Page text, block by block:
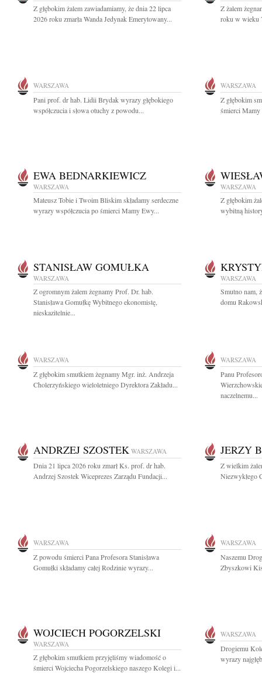
Z głębokim żalem zawiadamiamy, że dnia 22 lipca
2026 roku zmarła Wanda Jedynak Emerytowany...
Z żalem
roku w wieku
WARSZAWA
Pani prof. dr hab. Lidii Brydak wyrazy głębokiego
współczucia i słowa otuchy z powodu...
WARSZAWA
Z głębokim
śmierci
EWA BEDNARKIEWICZ
WARSZAWA
Mateusz Tobie i Twoim Bliskim składamy serdeczne
wyrazy współczucia po śmierci Mamy Ewy...
WARSZAWA
Z głębokim
wybitną
STANISŁAW GOMUŁKA
WARSZAWA
Z ogromnym żalem żegnamy Prof. Dr. hab.
Stanisława Gomułkę Wybitnego ekonomistę,
nieskazitelnie...
WARSZAWA
Smutno nam,
domu
WARSZAWA
Z głębokim smutkiem żegnamy Mgr. inż. Andrzeja
Cholerzyńskiego wieloletniego Dyrektora Zakładu...
WARSZAWA
Panu
naczelnemu...
ANDRZEJ SZOSTEK WARSZAWA
Dnia 21 lipca 2026 roku zmarł Ks. prof. dr hab.
Andrzej Szostek Wiceprezes Zarządu Fundacji...
JERZY
Z wielkim
Niezwykłego
WARSZAWA
Z powodu śmierci Pana Profesora Stanisława
Gomułki składamy całej Rodzinie wyrazy...
WARSZAWA
Naszemu
Zbyszkowi
WOJCIECH POGORZELSKI
WARSZAWA
Z głębokim smutkiem przyjęliśmy wiadomość o
śmierci Wojciecha Pogorzelskiego naszego Kolegi i...
WARSZAWA
Drogiemu
wyrazy